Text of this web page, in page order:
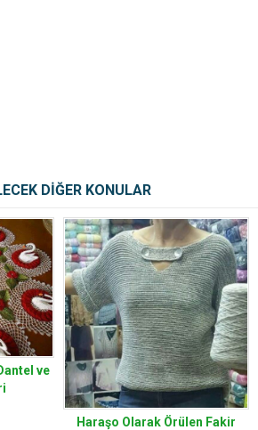
DİĞER KONULAR
ve
Haraşo Olarak Örülen Fakir